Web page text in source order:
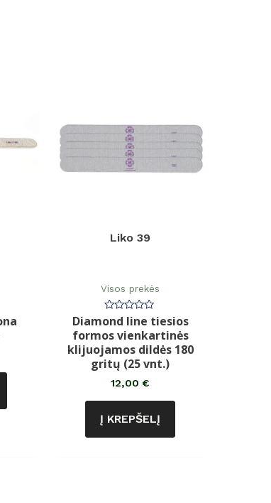
Liko 39
Visos prekės
Įvertinimas:
0
iš
5
Diamond line tiesios
formos vienkartinės
klijuojamos dildės 180
gritų (25 vnt.)
12,00€
Į KREPŠELĮ